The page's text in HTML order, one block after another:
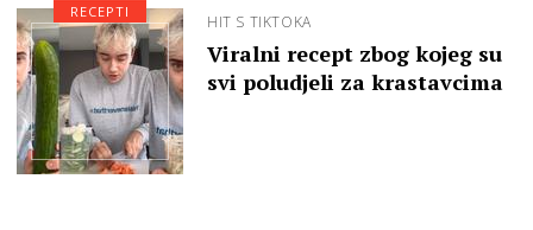
HIT S TIKTOKA
Viralni recept zbog kojeg su
svi poludjeli za krastavcima
RECEPTI